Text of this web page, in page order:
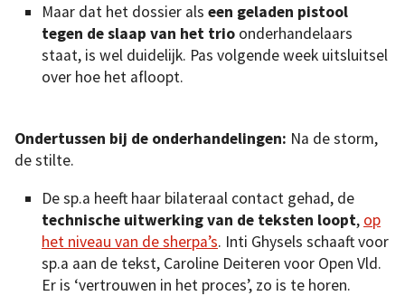
Maar dat het dossier als een geladen pistool
tegen de slaap van het trio onderhandelaars
staat, is wel duidelijk. Pas volgende week uitsluitsel
over hoe het afloopt.
Ondertussen bij de onderhandelingen: Na de storm,
de stilte.
De sp.a heeft haar bilateraal contact gehad, de
technische uitwerking van de teksten loopt, op
het niveau van de sherpa’s. Inti Ghysels schaaft voor
sp.a aan de tekst, Caroline Deiteren voor Open Vld.
Er is ‘vertrouwen in het proces’, zo is te horen.